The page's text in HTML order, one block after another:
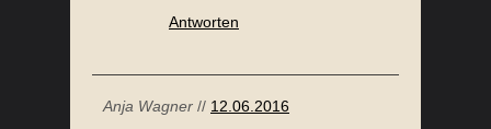
Antworten
Anja Wagner // 12.06.2016